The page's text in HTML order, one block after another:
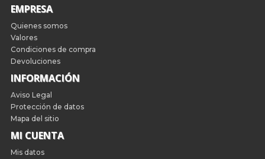
EMPRESA
Quienes somos
Valores
Condiciones de compra
Devoluciones
INFORMACIÓN
Aviso Legal
Protección de datos
Mapa del sitio
MI CUENTA
Mis datos